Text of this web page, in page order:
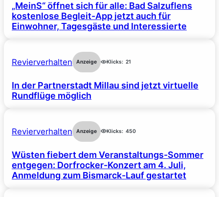
„MeinS“ öffnet sich für alle: Bad Salzuflens
kostenlose Begleit-App jetzt auch für
Einwohner, Tagesgäste und Interessierte
Revierverhalten Anzeige Klicks: 21
In der Partnerstadt Millau sind jetzt virtuelle
Rundflüge möglich
Revierverhalten Anzeige Klicks: 450
Wüsten fiebert dem Veranstaltungs-Sommer
entgegen: Dorfrocker-Konzert am 4. Juli,
Anmeldung zum Bismarck-Lauf gestartet